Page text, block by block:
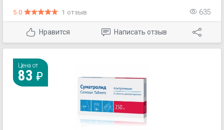
кокковыми микроорганизмами
5.0 1 отзыв 635
Нравится Написать отзыв
Цена от
83